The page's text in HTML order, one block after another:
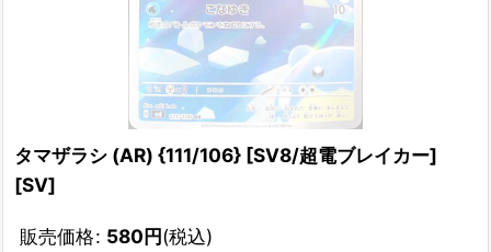
タマザラシ (AR) {111/106} [SV8/超電ブレイカー]
[SV]
販売価格: 580円(税込)